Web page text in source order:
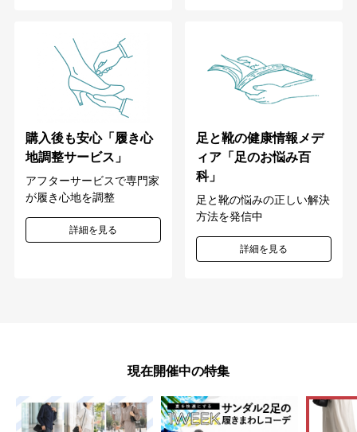
購入後も安心「履き心
地調整サービス」
アフターサービスで専門家
が履き心地を調整
詳細を見る
足と靴の健康情報メデ
ィア「足のお悩み百
科」
足と靴の悩みの正しい解決
方法を発信中
詳細を見る
現在開催中の特集